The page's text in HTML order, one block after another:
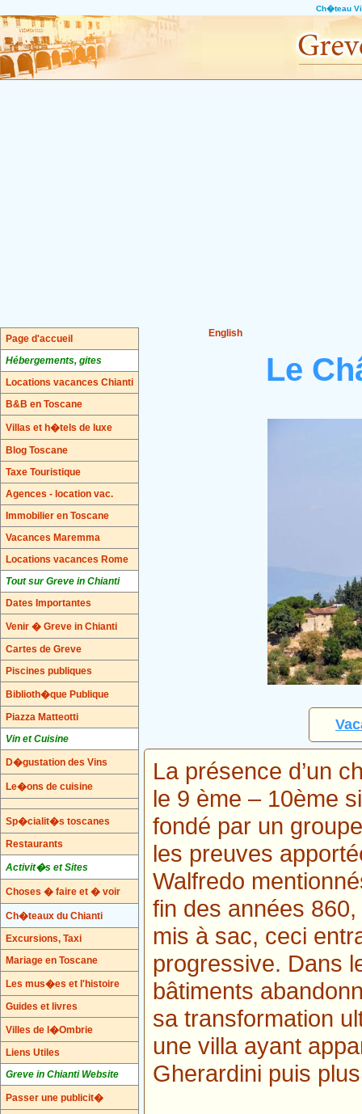
Ch�teau
Page d'accueil
Hébergements, gites
Locations vacances Chianti
B&B en Toscane
Villas et h�tels de luxe
Blog Toscane
Taxe Touristique
Agences - location vac.
Immobilier en Toscane
Vacances Maremma
Locations vacances Rome
Tout sur Greve in Chianti
Dates Importantes
Venir � Greve in Chianti
Cartes de Greve
Piscines publiques
Biblioth�que Publique
Piazza Matteotti
Vin et Cuisine
D�gustation des Vins
Le�ons de cuisine
Sp�cialit�s toscanes
Restaurants
Activit�s et Sites
Choses � faire et � voir
Ch�teaux du Chianti
Excursions, Taxi
Mariage en Toscane
Les mus�es et l'histoire
Guides et livres
Villes de l�Ombrie
Liens Utiles
Greve in Chianti Website
Passer une publicit�
English
Le
La présence d’un
le 9 ème – 10ème
fondé par un
les preuves
Walfredo
fin des années
mis à sac, ceci
progressive. Dans
bâtiments
sa transformation
une villa ayant
Gherardini puis